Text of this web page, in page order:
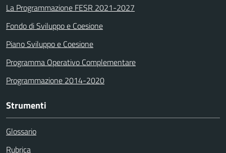
La Programmazione FESR 2021-2027
Fondo di Sviluppo e Coesione
Piano Sviluppo e Coesione
Programma Operativo Complementare
Programmazione 2014-2020
Strumenti
Glossario
Rubrica